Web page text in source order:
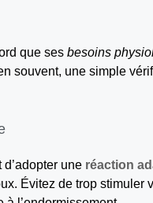
que ses besoins
souvent, une simple
une réaction
Évitez de trop stimuler